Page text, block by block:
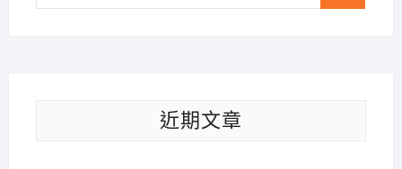
近期文章